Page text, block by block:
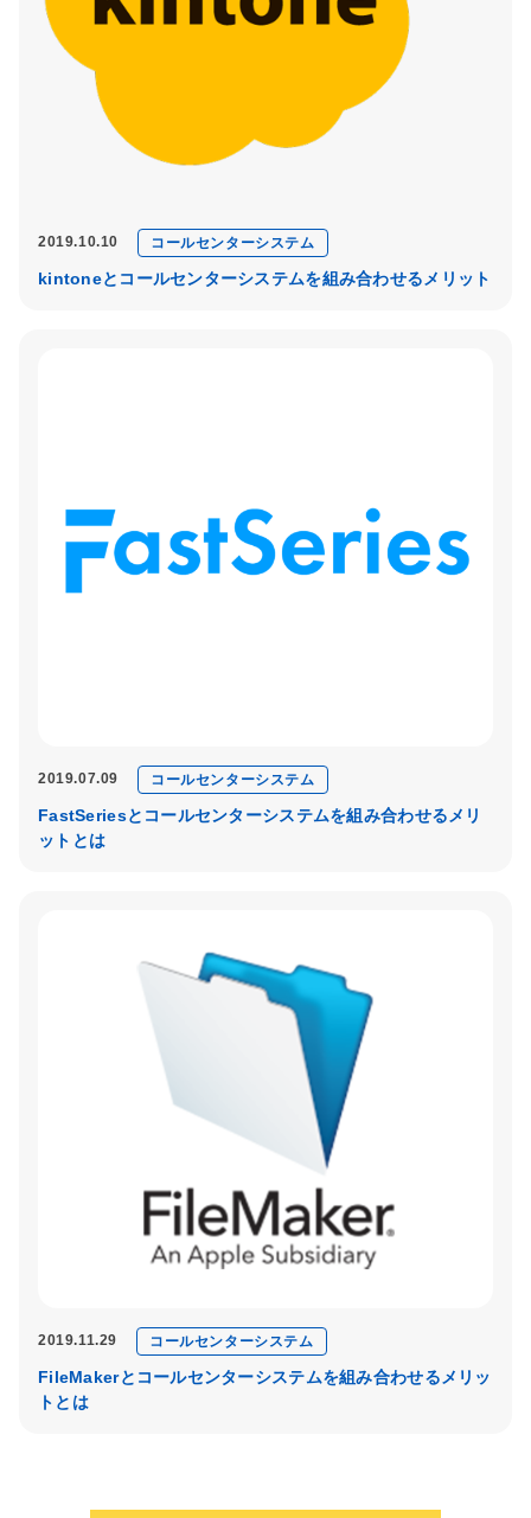
2019.10.10 コールセンターシステム
kintoneとコールセンターシステムを組み合わせるメリット
2019.07.09 コールセンターシステム
FastSeriesとコールセンターシステムを組み合わせるメリ
ットとは
2019.11.29 コールセンターシステム
FileMakerとコールセンターシステムを組み合わせるメリッ
トとは